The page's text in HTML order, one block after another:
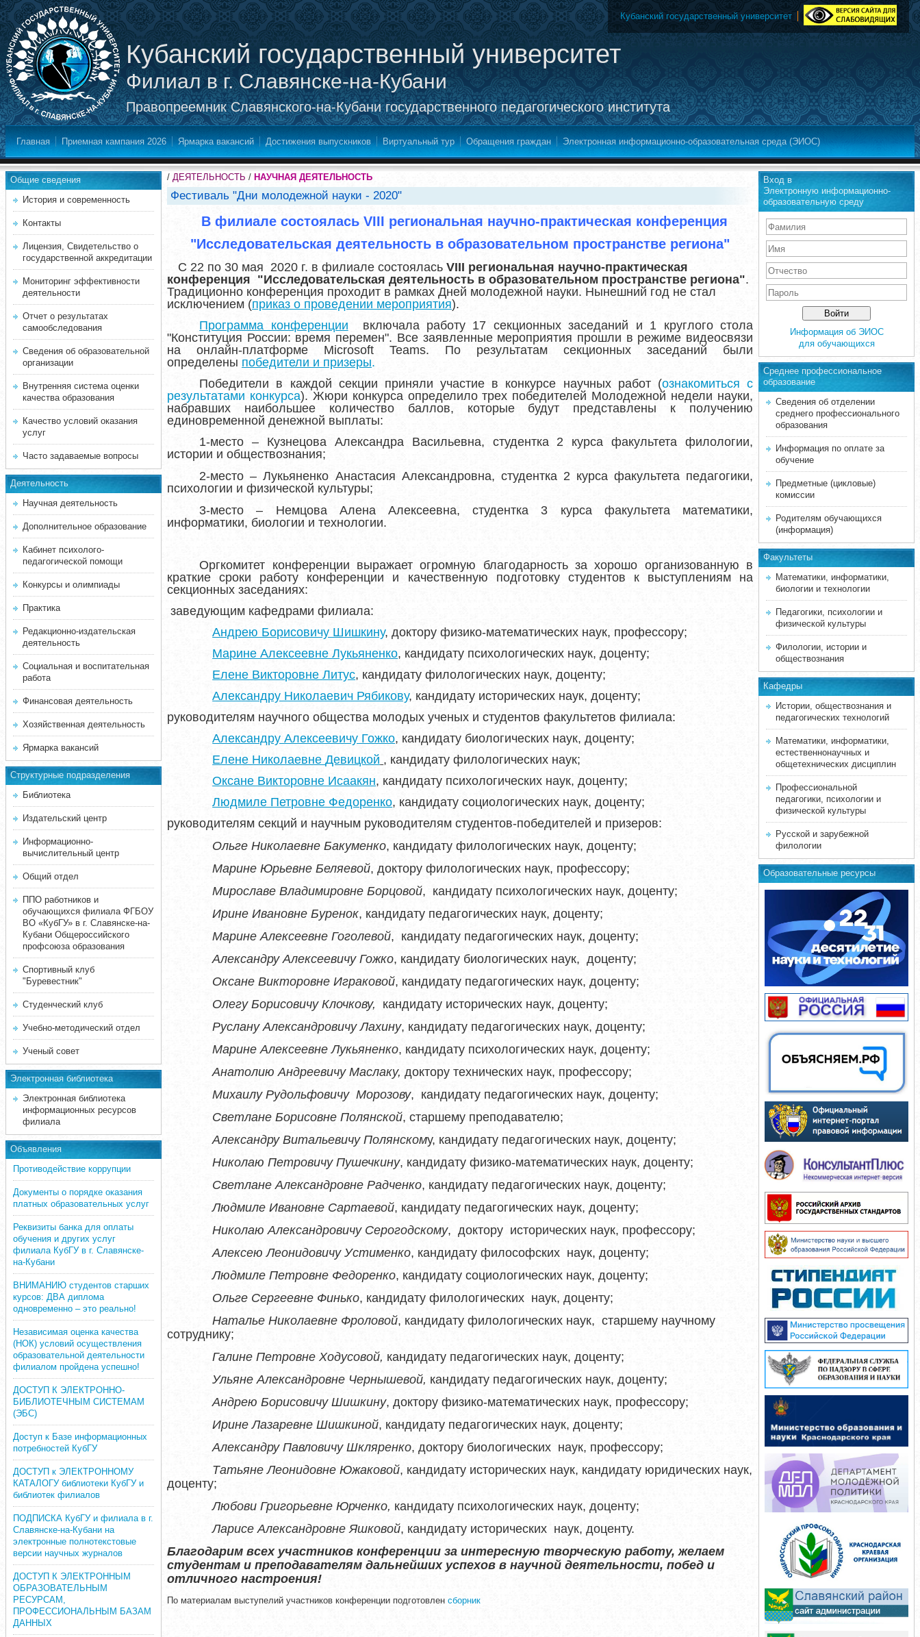
Кубанский государственный университет
Филиал в г. Славянске-на-Кубани
Правопреемник Славянского-на-Кубани государственного педагогического института
Кубанский государственный университет
Главная Приемная кампания 2026 Ярмарка вакансий Достижения выпускников Виртуальный тур Обращения граждан Электронная информационно-образовательная среда (ЭИОС)
Общие сведения
История и современность
Контакты
Лицензия, Свидетельство о
государственной аккредитации
Мониторинг эффективности
деятельности
Отчет о результатах
самообследования
Сведения об образовательной
организации
Внутренняя система оценки
качества образования
Качество условий оказания
услуг
Часто задаваемые вопросы
Деятельность
Научная деятельность
Дополнительное образование
Кабинет психолого-
педагогической помощи
Конкурсы и олимпиады
Практика
Редакционно-издательская
деятельность
Социальная и воспитательная
работа
Финансовая деятельность
Хозяйственная деятельность
Ярмарка вакансий
Структурные подразделения
Библиотека
Издательский центр
Информационно-
вычислительный центр
Общий отдел
ППО работников и
обучающихся филиала ФГБОУ
ВО «КубГУ» в г. Славянске-на-
Кубани Общероссийского
профсоюза образования
Спортивный клуб
"Буревестник"
Студенческий клуб
Учебно-методический отдел
Ученый совет
Электронная библиотека
Электронная библиотека
информационных ресурсов
филиала
Объявления
Противодействие коррупции
Документы о порядке оказания
платных образовательных услуг
Реквизиты банка для оплаты
обучения и других услуг
филиала КубГУ в г. Славянске-
на-Кубани
ВНИМАНИЮ студентов старших
курсов: ДВА диплома
одновременно – это реально!
Независимая оценка качества
(НОК) условий осуществления
образовательной деятельности
филиалом пройдена успешно!
ДОСТУП К ЭЛЕКТРОННО-
БИБЛИОТЕЧНЫМ СИСТЕМАМ
(ЭБС)
Доступ к Базе информационных
потребностей КубГУ
ДОСТУП к ЭЛЕКТРОННОМУ
КАТАЛОГУ библиотеки КубГУ и
библиотек филиалов
ПОДПИСКА КубГУ и филиала в г.
Славянске-на-Кубани на
электронные полнотекстовые
версии научных журналов
ДОСТУП К ЭЛЕКТРОННЫМ
ОБРАЗОВАТЕЛЬНЫМ
РЕСУРСАМ,
ПРОФЕССИОНАЛЬНЫМ БАЗАМ
ДАННЫХ
/ ДЕЯТЕЛЬНОСТЬ / НАУЧНАЯ ДЕЯТЕЛЬНОСТЬ
Фестиваль "Дни молодежной науки - 2020"
В филиале состоялась VIII региональная научно-практическая конференция
"Исследовательская деятельность в образовательном пространстве региона"
С 22 по 30 мая 2020 г. в филиале состоялась VIII региональная научно-практическая
конференция "Исследовательская деятельность в образовательном пространстве региона".
Традиционно конференция проходит в рамках Дней молодежной науки. Нынешний год не стал
исключением (приказ о проведении мероприятия).
Программа конференции включала работу 17 секционных заседаний и 1 круглого стола
"Конституция России: время перемен". Все заявленные мероприятия прошли в режиме видеосвязи
на онлайн-платформе Microsoft Teams. По результатам секционных заседаний были
определены победители и призеры.
Победители в каждой секции приняли участие в конкурсе научных работ (ознакомиться с
результатами конкурса). Жюри конкурса определило трех победителей Молодежной недели науки,
набравших наибольшее количество баллов, которые будут представлены к получению
единовременной денежной выплаты:
1-место – Кузнецова Александра Васильевна, студентка 2 курса факультета филологии,
истории и обществознания;
2-место – Лукьяненко Анастасия Александровна, студентка 2 курса факультета педагогики,
психологии и физической культуры;
3-место – Немцова Алена Алексеевна, студентка 3 курса факультета математики,
информатики, биологии и технологии.
Оргкомитет конференции выражает огромную благодарность за хорошо организованную в
краткие сроки работу конференции и качественную подготовку студентов к выступлениям на
секционных заседаниях:
заведующим кафедрами филиала:
Андрею Борисовичу Шишкину, доктору физико-математических наук, профессору;
Марине Алексеевне Лукьяненко, кандидату психологических наук, доценту;
Елене Викторовне Литус, кандидату филологических наук, доценту;
Александру Николаевич Рябикову, кандидату исторических наук, доценту;
руководителям научного общества молодых ученых и студентов факультетов филиала:
Александру Алексеевичу Гожко, кандидату биологических наук, доценту;
Елене НиколаевнеДевицкой , кандидату филологических наук;
Оксане Викторовне Исаакян, кандидату психологических наук, доценту;
Людмиле Петровне Федоренко, кандидату социологических наук, доценту;
руководителям секций и научным руководителям студентов-победителей и призеров:
Ольге Николаевне Бакуменко, кандидату филологических наук, доценту;
Марине Юрьевне Беляевой, доктору филологических наук, профессору;
Мирославе Владимировне Борцовой, кандидату психологических наук, доценту;
Ирине Ивановне Буренок, кандидату педагогических наук, доценту;
Марине Алексеевне Гоголевой, кандидату педагогических наук, доценту;
Александру Алексеевичу Гожко, кандидату биологических наук, доценту;
Оксане Викторовне Играковой, кандидату педагогических наук, доценту;
Олегу Борисовичу Клочкову,
кандидату исторических наук, доценту;
Руслану Александровичу Лахину, кандидату педагогических наук, доценту;
Марине Алексеевне Лукьяненко, кандидату психологических наук, доценту;
Анатолию Андреевичу Маслаку, доктору технических наук, профессору;
Михаилу Рудольфовичу Морозову, кандидату педагогических наук, доценту;
Светлане Борисовне Полянской, старшему преподавателю;
Александру Витальевичу Полянскому, кандидату педагогических наук, доценту;
Николаю Петровичу Пушечкину, кандидату физико-математических наук, доценту;
Светлане Александровне Радченко, кандидату педагогических наук, доценту;
Людмиле Ивановне Сартаевой, кандидату педагогических наук, доценту;
Николаю Александровичу Серогодскому, доктору исторических наук, профессору;
Алексею Леонидовичу Устименко, кандидату философских наук, доценту;
Людмиле Петровне Федоренко, кандидату социологических наук, доценту;
Ольге Сергеевне Финько, кандидату филологических наук, доценту;
Наталье Николаевне Фроловой, кандидату филологических наук, старшему научному
сотруднику;
Галине Петровне Ходусовой, кандидату педагогических наук, доценту;
Ульяне Александровне Чернышевой, кандидату педагогических наук, доценту;
Андрею Борисовичу Шишкину, доктору физико-математических наук, профессору;
Ирине Лазаревне Шишкиной, кандидату педагогических наук, доценту;
Александру Павловичу Шкляренко, доктору биологических наук, профессору;
Татьяне Леонидовне Южаковой, кандидату исторических наук, кандидату юридических наук,
доценту;
Любови Григорьевне Юрченко, кандидату психологических наук, доценту;
Ларисе Александровне Яшковой, кандидату исторических наук, доценту.
Благодарим всех участников конференции за интересную творческую работу, желаем
студентам и преподавателям дальнейших успехов в научной деятельности, побед и
отличного настроения!
По материалам выступелий участников конференции подготовлен сборник
Вход в
Электронную информационно-
образовательную среду
Информация об ЭИОС
для обучающихся
Среднее професcиональное
образование
Сведения об отделении
среднего профессионального
образования
Информация по оплате за
обучение
Предметные (цикловые)
комиссии
Родителям обучающихся
(информация)
Факультеты
Математики, информатики,
биологии и технологии
Педагогики, психологии и
физической культуры
Филологии, истории и
обществознания
Кафедры
Истории, обществознания и
педагогических технологий
Математики, информатики,
естественнонаучных и
общетехнических дисциплин
Профессиональной
педагогики, психологии и
физической культуры
Русской и зарубежной
филологии
Образовательные ресурсы